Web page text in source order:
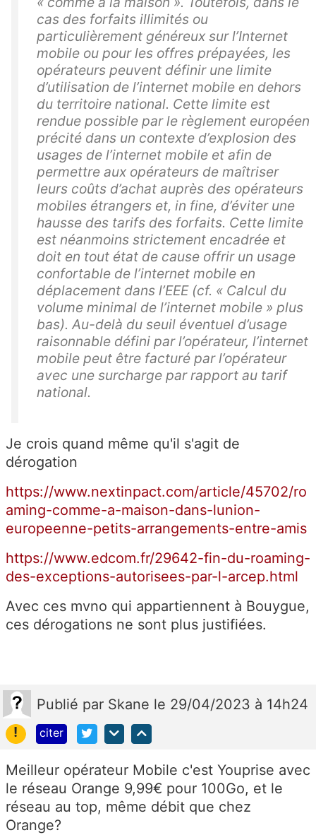
cas des forfaits illimités ou
particulièrement généreux sur l’Internet
mobile ou pour les offres prépayées, les
opérateurs peuvent définir une limite
d’utilisation de l’internet mobile en dehors
du territoire national. Cette limite est
rendue possible par le règlement européen
précité dans un contexte d’explosion des
usages de l’internet mobile et afin de
permettre aux opérateurs de maîtriser
leurs coûts d’achat auprès des opérateurs
mobiles étrangers et, in fine, d’éviter une
hausse des tarifs des forfaits. Cette limite
est néanmoins strictement encadrée et
doit en tout état de cause offrir un usage
confortable de l’internet mobile en
déplacement dans l’EEE (cf. « Calcul du
volume minimal de l’internet mobile » plus
bas). Au-delà du seuil éventuel d’usage
raisonnable défini par l’opérateur, l’internet
mobile peut être facturé par l’opérateur
avec une surcharge par rapport au tarif
national.
Je crois quand même qu'il s'agit de
dérogation
https://www.nextinpact.com/article/45702/ro
aming-comme-a-maison-dans-lunion-
europeenne-petits-arrangements-entre-amis
https://www.edcom.fr/29642-fin-du-roaming-
des-exceptions-autorisees-par-l-arcep.html
Avec ces mvno qui appartiennent à Bouygue,
ces dérogations ne sont plus justifiées.
Publié par Skane le 29/04/2023 à 14h24
!
citer
Meilleur opérateur Mobile c'est Youprise avec
le réseau Orange 9,99€ pour 100Go, et le
réseau au top, même débit que chez
Orange?